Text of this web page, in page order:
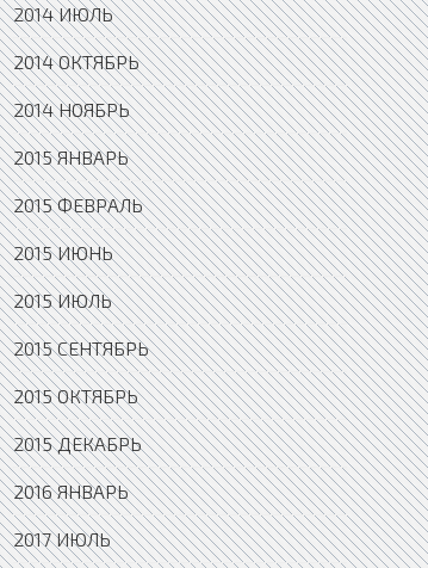
2014 ИЮЛЬ
2014 ОКТЯБРЬ
2014 НОЯБРЬ
2015 ЯНВАРЬ
2015 ФЕВРАЛЬ
2015 ИЮНЬ
2015 ИЮЛЬ
2015 СЕНТЯБРЬ
2015 ОКТЯБРЬ
2015 ДЕКАБРЬ
2016 ЯНВАРЬ
2017 ИЮЛЬ